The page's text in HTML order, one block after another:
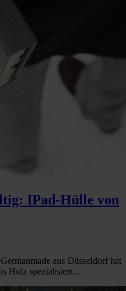
IPad-Hülle von
aus Düsseldorf hat
Holz spezialisiert...